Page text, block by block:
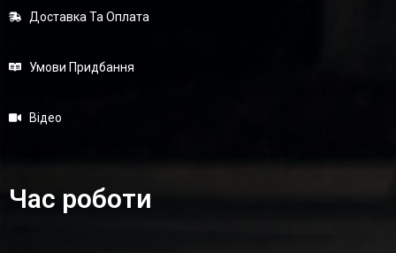
Доставка Та Оплата
Умови Придбання
Відео
Час роботи